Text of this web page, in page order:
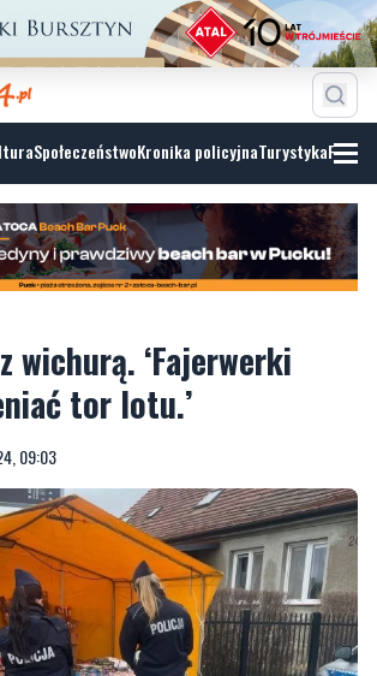
SpołeczeństwoKronika policyjnaTurystyka
wichurą. ‘Fajerwerki
tor lotu.’
09:03